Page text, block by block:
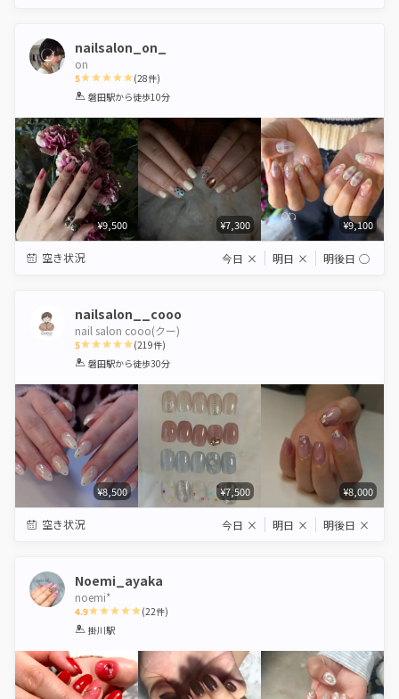
nailsalon_on_
on
5
1 2 3 4 5
(28件)
磐田駅から徒歩10分
¥9,500 ¥7,300 ¥9,100
空き状況 今日 × 明日 × 明後日 ◯
nailsalon__cooo
nail salon cooo(クー)
5
1 2 3 4 5
(219件)
磐田駅から徒歩30分
¥8,500 ¥7,500 ¥8,000
空き状況 今日 × 明日 × 明後日 ×
Noemi_ayaka
noemi*
4.9
1 2 3
(22件)
掛川駅